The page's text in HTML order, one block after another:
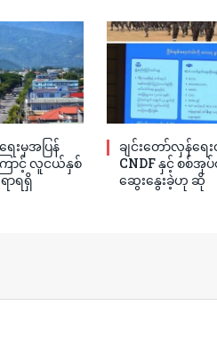
းမှအပြန်
ာင့် လူငယ်နှစ်
ာရရှိ
ချင်းတော်လှန်ရေ
CNDF နှင့် စစ်
ဆွေးနွေးခဲ့ဟု ဆို